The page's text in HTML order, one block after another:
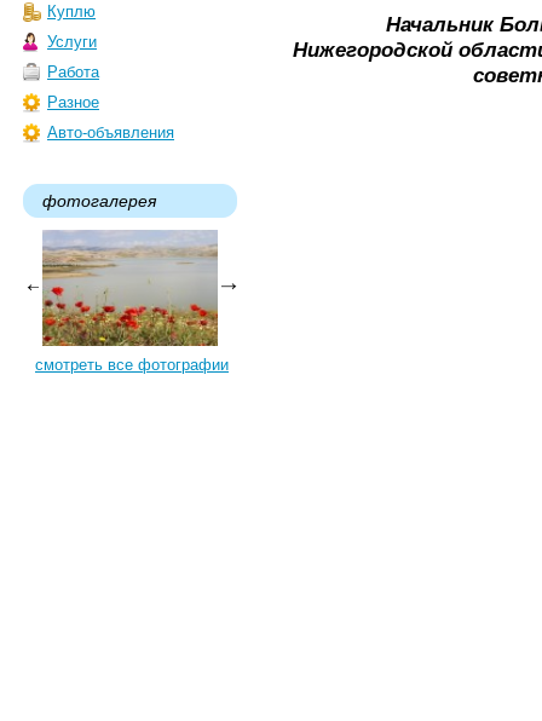
Куплю
Услуги
Работа
Разное
Авто-объявления
фотогалерея
смотреть все фотографии
Начальник
Нижегородской